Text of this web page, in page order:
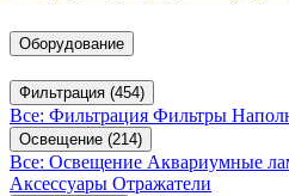
Оборудование
Фильтрация (454)
Все: Фильтрация Фильтры
Освещение (214)
Все: Освещение Аквариумные
Аксессуары Отражатели